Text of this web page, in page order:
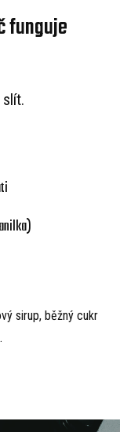
funguje
sirup, běžný cukr